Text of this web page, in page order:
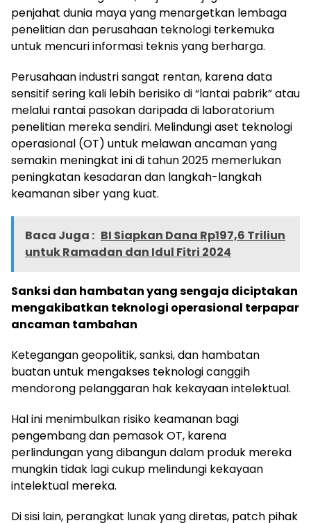
penjahat dunia maya yang menargetkan lembaga
penelitian dan perusahaan teknologi terkemuka
untuk mencuri informasi teknis yang berharga.
Perusahaan industri sangat rentan, karena data
sensitif sering kali lebih berisiko di “lantai pabrik” atau
melalui rantai pasokan daripada di laboratorium
penelitian mereka sendiri. Melindungi aset teknologi
operasional (OT) untuk melawan ancaman yang
semakin meningkat ini di tahun 2025 memerlukan
peningkatan kesadaran dan langkah-langkah
keamanan siber yang kuat.
Baca Juga : BI Siapkan Dana Rp197,6 Triliun
untuk Ramadan dan Idul Fitri 2024
Sanksi dan hambatan yang sengaja diciptakan
mengakibatkan teknologi operasional terpapar
ancaman tambahan
Ketegangan geopolitik, sanksi, dan hambatan
buatan untuk mengakses teknologi canggih
mendorong pelanggaran hak kekayaan intelektual.
Hal ini menimbulkan risiko keamanan bagi
pengembang dan pemasok OT, karena
perlindungan yang dibangun dalam produk mereka
mungkin tidak lagi cukup melindungi kekayaan
intelektual mereka.
Di sisi lain, perangkat lunak yang diretas, patch pihak